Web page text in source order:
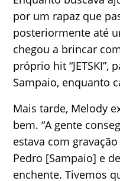
por um rapaz que
posteriormente até
chegou a brincar
próprio hit “JETSKI”,
Sampaio, enquanto
Mais tarde, Melody
bem. “A gente
estava com
Pedro [Sampaio] e
enchente. Tivemos